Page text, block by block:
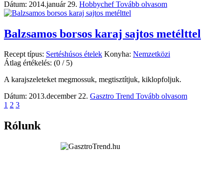
Dátum: 2014.január 29. HobbychefTovább olvasom
Balzsamos borsos karaj sajtos metélttel
Recept típus: Sertéshúsos ételek Konyha: Nemzetközi
Átlag értékelés: (0 / 5)
A karajszeleteket megmossuk, megtisztítjuk, kiklopfoljuk.
Dátum: 2013.december 22. Gasztro Trend Tovább olvasom
1 2 3
Rólunk